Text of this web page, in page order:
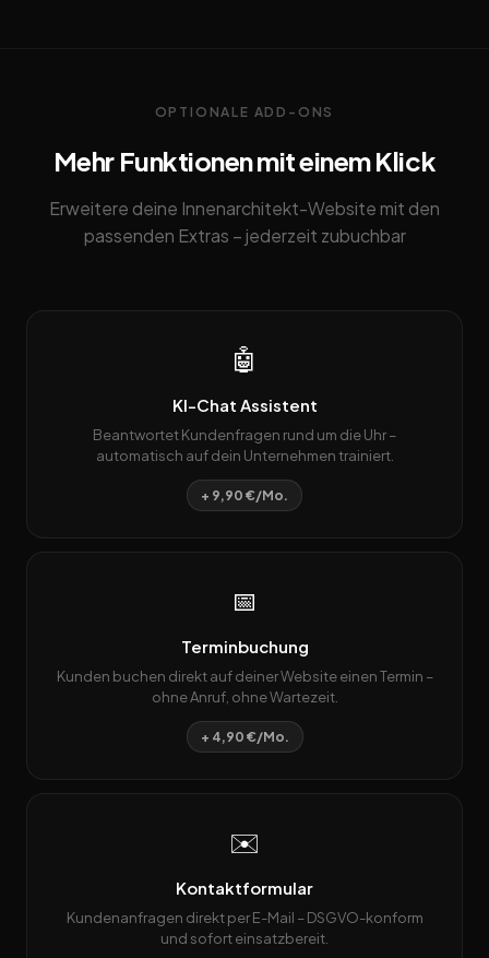
OPTIONALE ADD-ONS
Mehr Funktionen mit einem Klick
Erweitere deine Innenarchitekt-Website mit den
passenden Extras – jederzeit zubuchbar
🤖
KI-Chat Assistent
Beantwortet Kundenfragen rund um die Uhr –
automatisch auf dein Unternehmen trainiert.
+ 9,90 €/Mo.
📅
Terminbuchung
Kunden buchen direkt auf deiner Website einen Termin –
ohne Anruf, ohne Wartezeit.
+ 4,90 €/Mo.
✉️
Kontaktformular
Kundenanfragen direkt per E-Mail – DSGVO-konform
und sofort einsatzbereit.